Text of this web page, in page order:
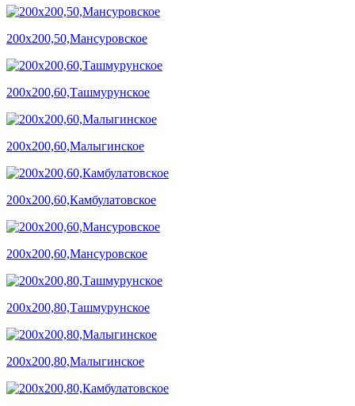
200х200,50,Мансуровское
200х200,60,Ташмурунское
200х200,60,Малыгинское
200х200,60,Камбулатовское
200х200,60,Мансуровское
200х200,80,Ташмурунское
200х200,80,Малыгинское